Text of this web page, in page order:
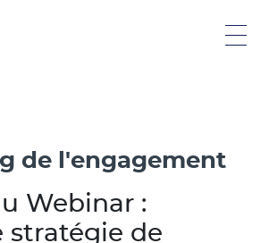
de l'engagement
Webinar :
stratégie de